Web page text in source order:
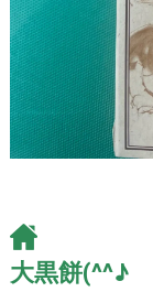
大黒餅(^^♪